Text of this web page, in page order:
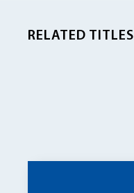
RELATED TITLES